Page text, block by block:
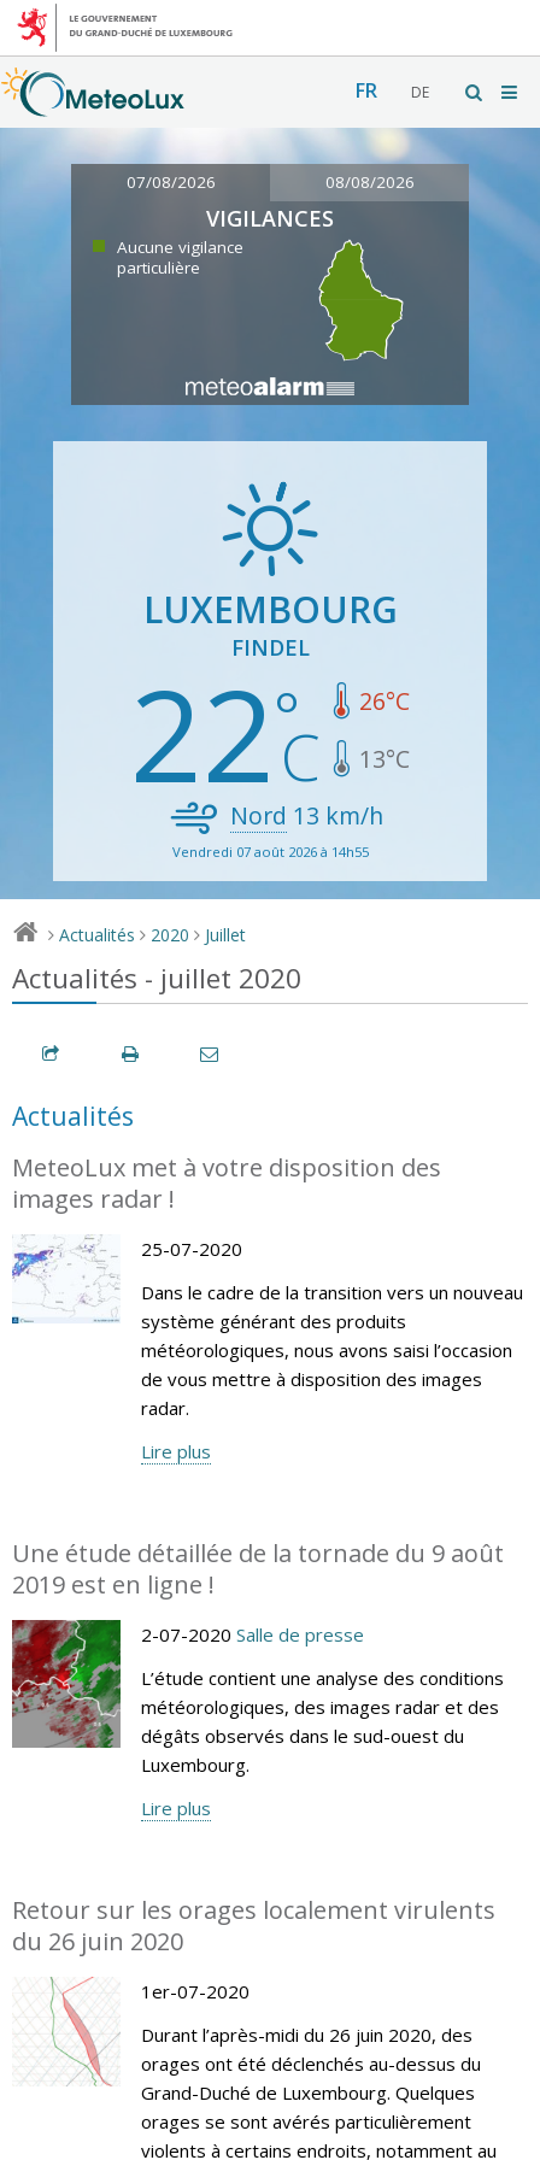
FR DE
07/08/2026 08/08/2026
VIGILANCES
Aucune vigilance
particulière
LUXEMBOURG
FINDEL
22 26°C
13°C
Nord 13 km/h
Vendredi 07 août 2026 à 14h55
> Actualités > 2020 > Juillet
Actualités - juillet 2020
Actualités
MeteoLux met à votre disposition des
images radar !
25-07-2020
Dans le cadre de la transition vers un nouveau
système générant des produits
météorologiques, nous avons saisi l’occasion
de vous mettre à disposition des images
radar.
Lire plus
Une étude détaillée de la tornade du 9 août
2019 est en ligne !
2-07-2020 Salle de presse
L’étude contient une analyse des conditions
météorologiques, des images radar et des
dégâts observés dans le sud-ouest du
Luxembourg.
Lire plus
Retour sur les orages localement virulents
du 26 juin 2020
1er-07-2020
Durant l’après-midi du 26 juin 2020, des
orages ont été déclenchés au-dessus du
Grand-Duché de Luxembourg. Quelques
orages se sont avérés particulièrement
violents à certains endroits, notamment au